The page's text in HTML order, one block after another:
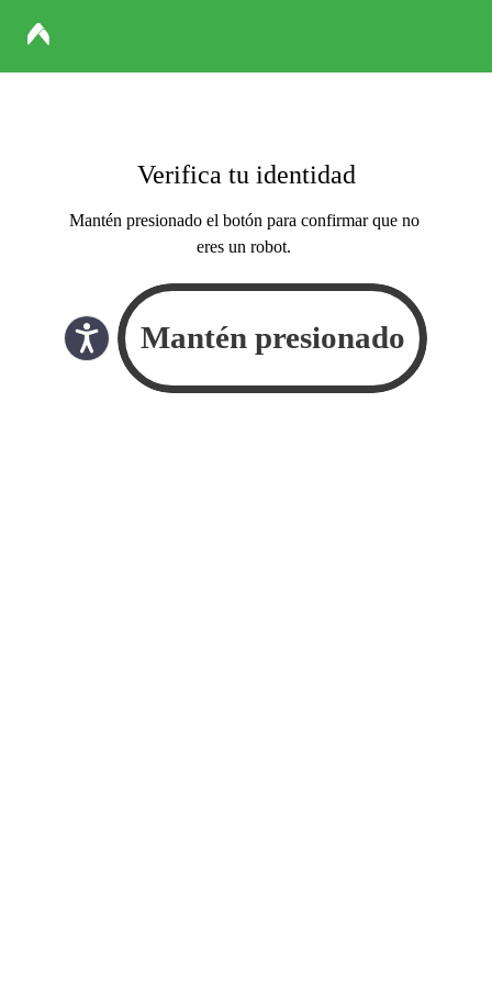
Verifica tu identidad
Mantén presionado el botón para confirmar que no
eres un robot.